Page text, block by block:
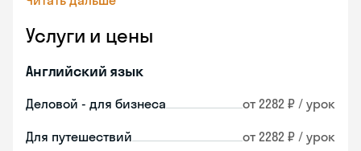
Услуги и цены
Английский язык
Деловой - для бизнеса от 2282 ₽ / урок
Для путешествий от 2282 ₽ / урок